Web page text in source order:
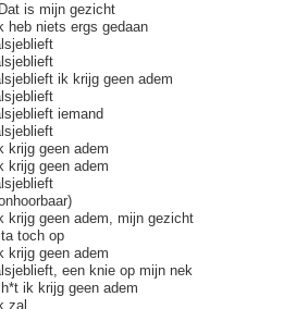
is mijn gezicht
heb niets ergs gedaan
ik krijg geen adem
iemand
krijg geen adem
krijg geen adem
krijg geen adem, mijn gezicht
toch op
krijg geen adem
een knie op mijn nek
ik krijg geen adem
zal